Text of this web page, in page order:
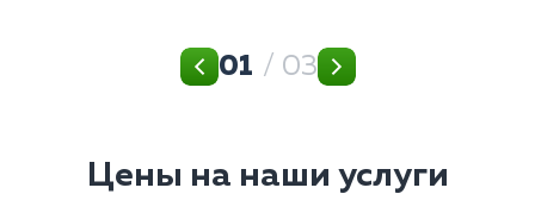
01 / 03
Цены на наши услуги